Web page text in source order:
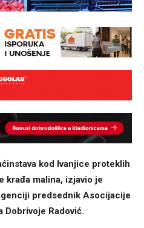
kod Ivanjice proteklih
krađa malina, izjavio je
predsednik Asocijacije
Dobrivoje Radović.